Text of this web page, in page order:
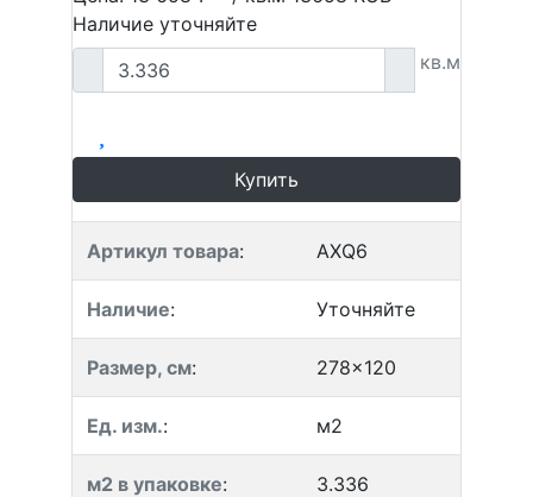
Наличие уточняйте
кв.м
Купить
Артикул товара: AXQ6
Наличие: Уточняйте
Размер, см: 278x120
Ед. изм.: м2
м2 в упаковке: 3.336